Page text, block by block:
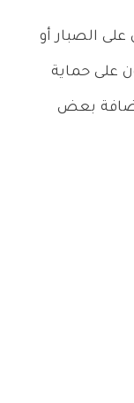
الصبار أو
على حماية
إضافة بعض